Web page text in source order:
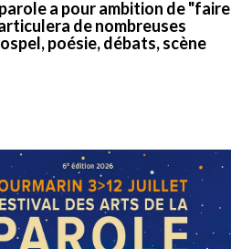
a pour ambition de "faire
de nombreuses
poésie, débats, scène